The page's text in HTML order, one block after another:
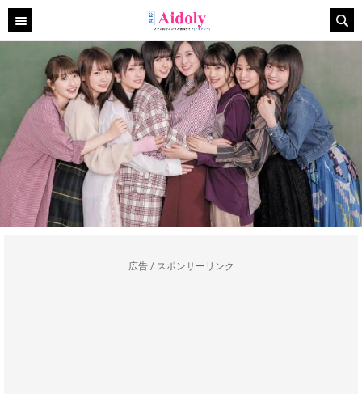
広告 / スポンサーリンク